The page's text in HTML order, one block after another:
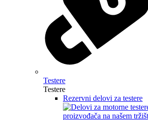
Testere
Testere
Rezervni delovi za testere